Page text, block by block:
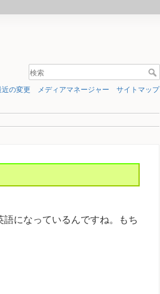
近の変更 メディアマネージャー サイトマップ
になっているんですね。もち